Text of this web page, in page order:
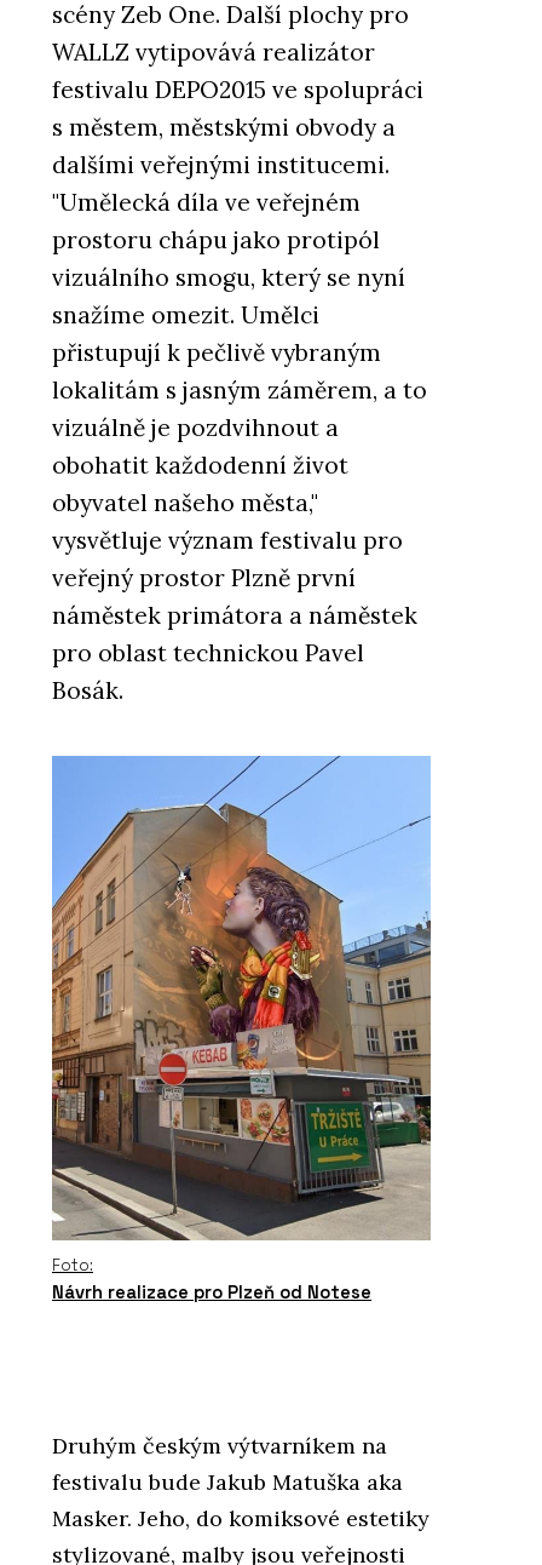
scény Zeb One. Další plochy pro
WALLZ vytipovává realizátor
festivalu DEPO2015 ve spolupráci
s městem, městskými obvody a
dalšími veřejnými institucemi.
"Umělecká díla ve veřejném
prostoru chápu jako protipól
vizuálního smogu, který se nyní
snažíme omezit. Umělci
přistupují k pečlivě vybraným
lokalitám s jasným záměrem, a to
vizuálně je pozdvihnout a
obohatit každodenní život
obyvatel našeho města,"
vysvětluje význam festivalu pro
veřejný prostor Plzně první
náměstek primátora a náměstek
pro oblast technickou Pavel
Bosák.
Foto:
Návrh realizace pro Plzeň od Notese
Druhým českým výtvarníkem na
festivalu bude Jakub Matuška aka
Masker. Jeho, do komiksové estetiky
stylizované, malby jsou veřejnosti